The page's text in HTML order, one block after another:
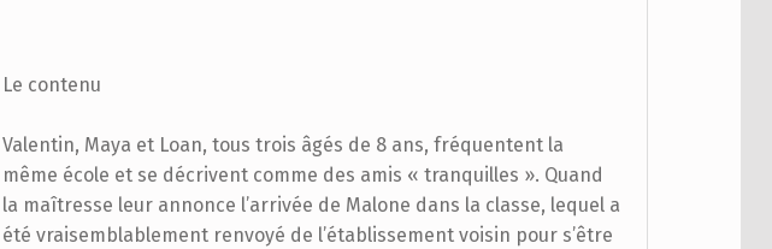
Le contenu
Valentin, Maya et Loan, tous trois âgés de 8 ans, fréquentent la
même école et se décrivent comme des amis « tranquilles ». Quand
la maîtresse leur annonce l’arrivée de Malone dans la classe, lequel a
été vraisemblablement renvoyé de l’établissement voisin pour s’être